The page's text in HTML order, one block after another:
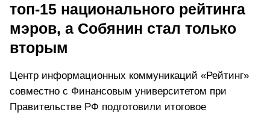
топ-15 национального рейтинга
мэров, а Собянин стал только
вторым
Центр информационных коммуникаций «Рейтинг»
совместно с Финансовым университетом при
Правительстве РФ подготовили итоговое